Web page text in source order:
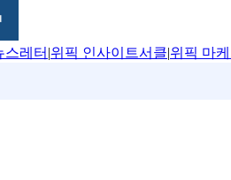
스레터 |위픽 인사이트서클|위픽 마케